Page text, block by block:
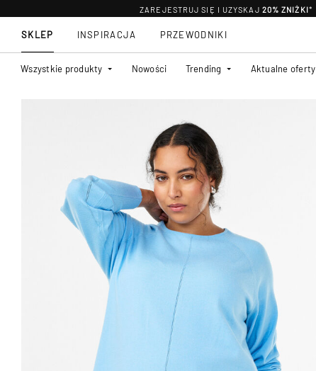
ZAREJESTRUJ SIĘ I UZYSKAJ 20% ZNIŻKI*
SKLEP
Wszystkie produkty Nowości Trending Aktualne oferty
INSPIRACJA PRZEWODNIKI